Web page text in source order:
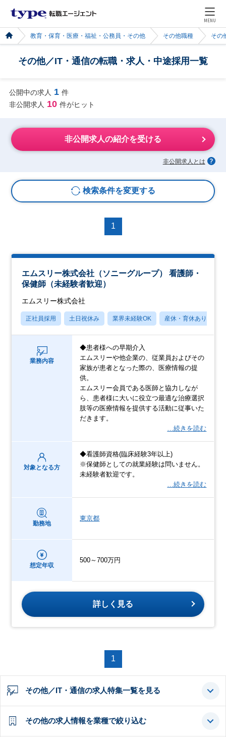
MENU
教育・保育・医療・福祉・公務員・その他 その他職種 その
その他／IT・通信の転職・求人・中途採用一覧
公開中の求人 1 件
非公開求人 10 件がヒット
非公開求人の紹介を受ける
非公開求人とは
検索条件を変更する
1
エムスリー株式会社（ソニーグループ） 看護師・
保健師（未経験者歓迎）
エムスリー株式会社
正社員採用 土日祝休み 業界未経験OK 産休・育休あり
業務内容
◆患者様への早期介入
エムスリーや他企業の、従業員およびその
家族が患者となった際の、医療情報の提
供。
エムスリー会員である医師と協力しなが
ら、患者様に大いに役立つ最適な治療選択
肢等の医療情報を提供する活動に従事いた
だきます。
…続きを読む
対象となる方
◆看護師資格(臨床経験3年以上)
※保健師としての就業経験は問いません。
未経験者歓迎です。
…続きを読む
勤務地
東京都
想定年収
500～700万円
詳しく見る
1
その他／IT・通信の求人特集一覧を見る
その他の求人情報を業種で絞り込む